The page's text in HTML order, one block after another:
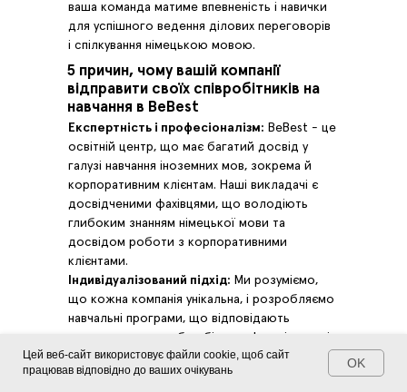
ваша команда матиме впевненість і навички
для успішного ведення ділових переговорів
і спілкування німецькою мовою.
5 причин, чому вашій компанії
відправити своїх співробітників на
навчання в BeBest
Експертність і професіоналізм: BeBest - це
освітній центр, що має багатий досвід у
галузі навчання іноземних мов, зокрема й
корпоративним клієнтам. Наші викладачі є
досвідченими фахівцями, що володіють
глибоким знанням німецької мови та
досвідом роботи з корпоративними
клієнтами.
Індивідуалізований підхід: Ми розуміємо,
що кожна компанія унікальна, і розробляємо
навчальні програми, що відповідають
конкретним потребам бізнесу. Індивідуальні
навчальні плани та гнучкий підхід дають змогу
максимально ефективно використовувати
Цей веб-сайт використовує файли cookie, щоб сайт
працював відповідно до ваших очікувань
OK